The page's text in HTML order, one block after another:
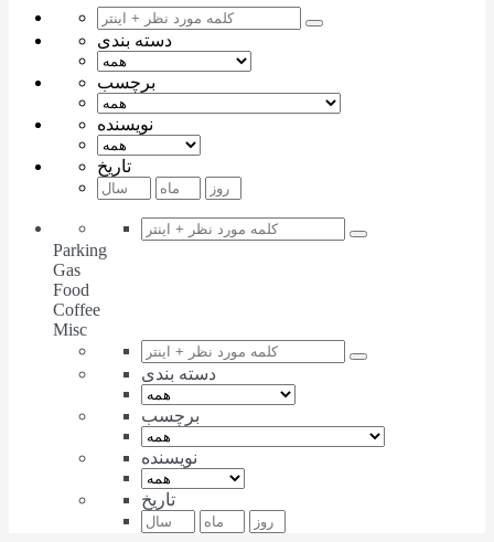
دسته بندی
برچسب
نویسنده
تاریخ
Parking
Gas
Food
Coffee
Misc
دسته بندی
برچسب
نویسنده
تاریخ